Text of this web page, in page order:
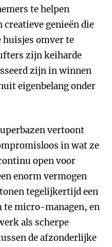
te helpen
genieën die
omver te
zijn keiharde
zijn in winnen
eigenbelang onder
vertoont
in wat ze
open voor
enorm vermogen
tegelijkertijd een
te micro-managen, en
als scherpe
de afzonderlijke